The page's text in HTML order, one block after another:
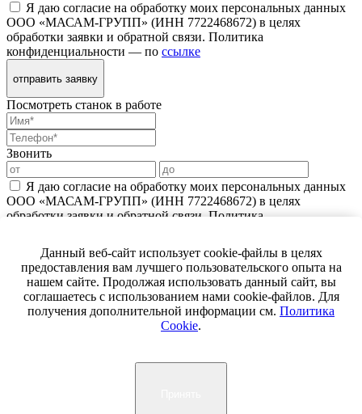
Я даю согласие на обработку моих персональных данных
ООО «МАСАМ-ГРУПП» (ИНН 7722468672) в целях
обработки заявки и обратной связи. Политика
конфиденциальности — по ссылке
отправить заявку
Посмотреть станок в работе
Звонить
Я даю согласие на обработку моих персональных данных
ООО «МАСАМ-ГРУПП» (ИНН 7722468672) в целях
обработки заявки и обратной связи. Политика
Жду звонка
Спасибо!
Ваш вопрос успешно отправлен.
Данный веб-сайт использует cookie-файлы в целях
предоставления вам лучшего пользовательского опыта на
нашем сайте. Продолжая использовать данный сайт, вы
соглашаетесь с использованием нами cookie-файлов. Для
получения дополнительной информации см. Политика
Cookie.